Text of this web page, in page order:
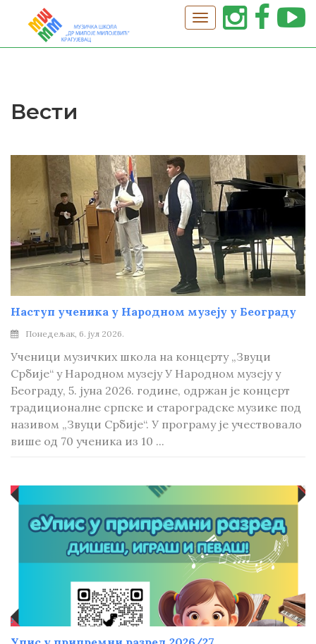
Вести
Наступ ученика у Народном музеју у Београду
Понедељак, 6. јул 2026.
Ученици музичких школа на концерту „Звуци
Србије“ у Народном музеју У Народном музеју у
Београду, 5. јуна 2026. године, одржан је концерт
традиционалне српске и староградске музике под
називом „Звуци Србије“. У програму је учествовало
више од 70 ученика из 10 ...